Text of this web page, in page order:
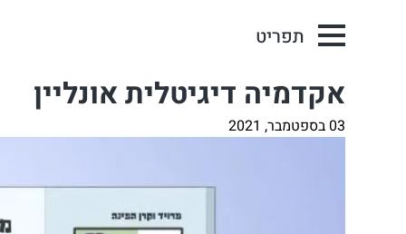
תפריט
אקדמיה דיגיטלית אונליין
03 בספטמבר, 2021